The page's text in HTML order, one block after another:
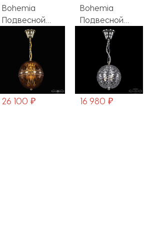
Bohemia
Подвесной
светильник
5479 5479/20
G Amber/M-1G
26 100 ₽
Bohemia
Подвесной
светильник
5479 5479/17
Ni Clear/M-1F
16 980 ₽